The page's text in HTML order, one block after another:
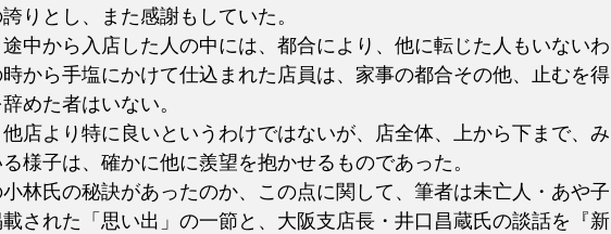
りとし、また感謝もしていた。
中から入店した人の中には、都合により、他に転じた人もいないわ
から手塩にかけて仕込まれた店員は、家事の都合その他、止むを得
めた者はいない。
店より特に良いというわけではないが、店全体、上から下まで、み
様子は、確かに他に羨望を抱かせるものであった。
林氏の秘訣があったのか、この点に関して、筆者は未亡人・あや子
された「思い出」の一節と、大阪支店長・井口昌蔵氏の談話を『新